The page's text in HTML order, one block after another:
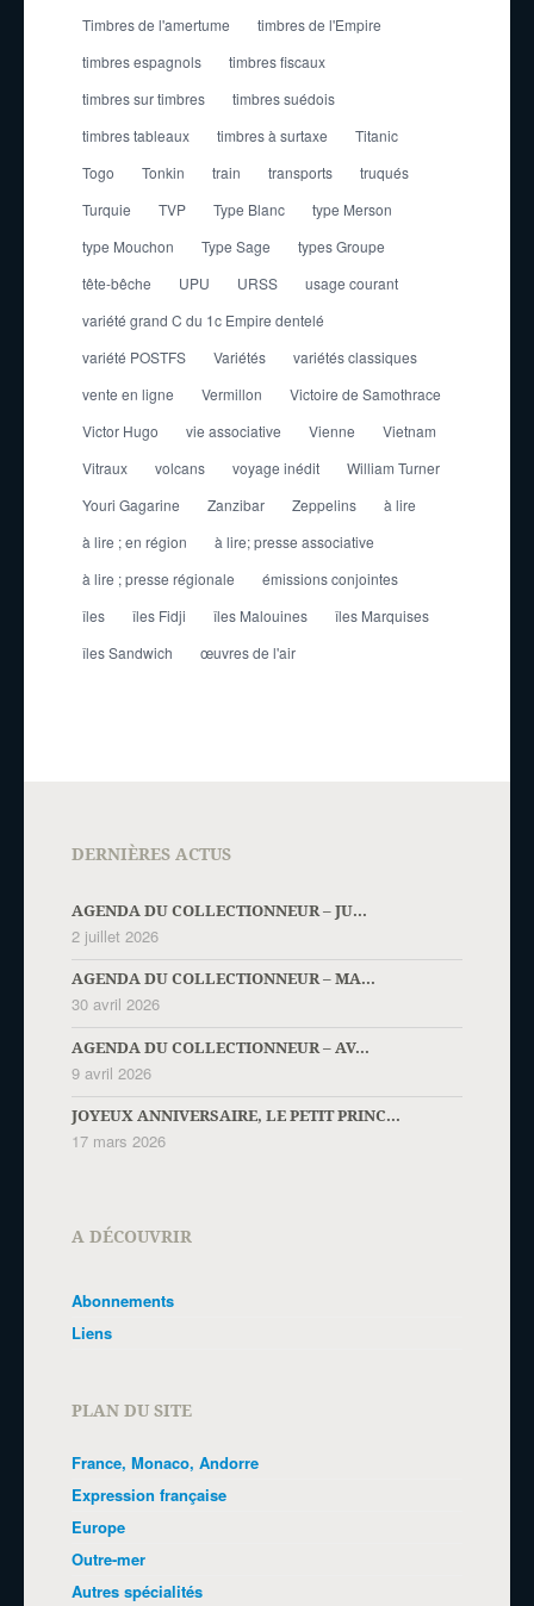
Timbres de l'amertume
timbres de l'Empire
timbres espagnols
timbres fiscaux
timbres sur timbres
timbres suédois
timbres tableaux
timbres à surtaxe
Titanic
Togo
Tonkin train transports
truqués
Turquie
TVP Type Blanc
type Merson
type Mouchon
Type Sage
types Groupe
tête-bêche
UPU URSS
usage courant
variété grand C du 1c Empire dentelé
variété POSTFS
Variétés
variétés classiques
vente en ligne
Vermillon
Victoire de Samothrace
Victor Hugo
vie associative Vienne
Vietnam
Vitraux
volcans voyage inédit
William Turner
Youri Gagarine
Zanzibar Zeppelins
à lire
à lire ; en région
à lire; presse associative
à lire ; presse régionale
émissions conjointes
îles
îles Fidji îles Malouines
îles Marquises
îles Sandwich
œuvres de l'air
DERNIÈRES ACTUS
AGENDA DU COLLECTIONNEUR – JU...
2 juillet 2026
AGENDA DU COLLECTIONNEUR – MA...
30 avril 2026
AGENDA DU COLLECTIONNEUR – AV...
9 avril 2026
JOYEUX ANNIVERSAIRE, LE PETIT PRINC...
17 mars 2026
A DÉCOUVRIR
Abonnements
Liens
PLAN DU SITE
France, Monaco, Andorre
Expression française
Europe
Outre-mer
Autres spécialités